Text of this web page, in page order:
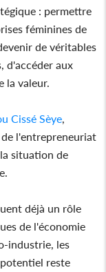
: permettre
féminines de
de véritables
d'accéder aux
la valeur.
Cissé Sèye
l'entrepreneuriat
situation de
déjà un rôle
de l'économie
industrie, les
reste